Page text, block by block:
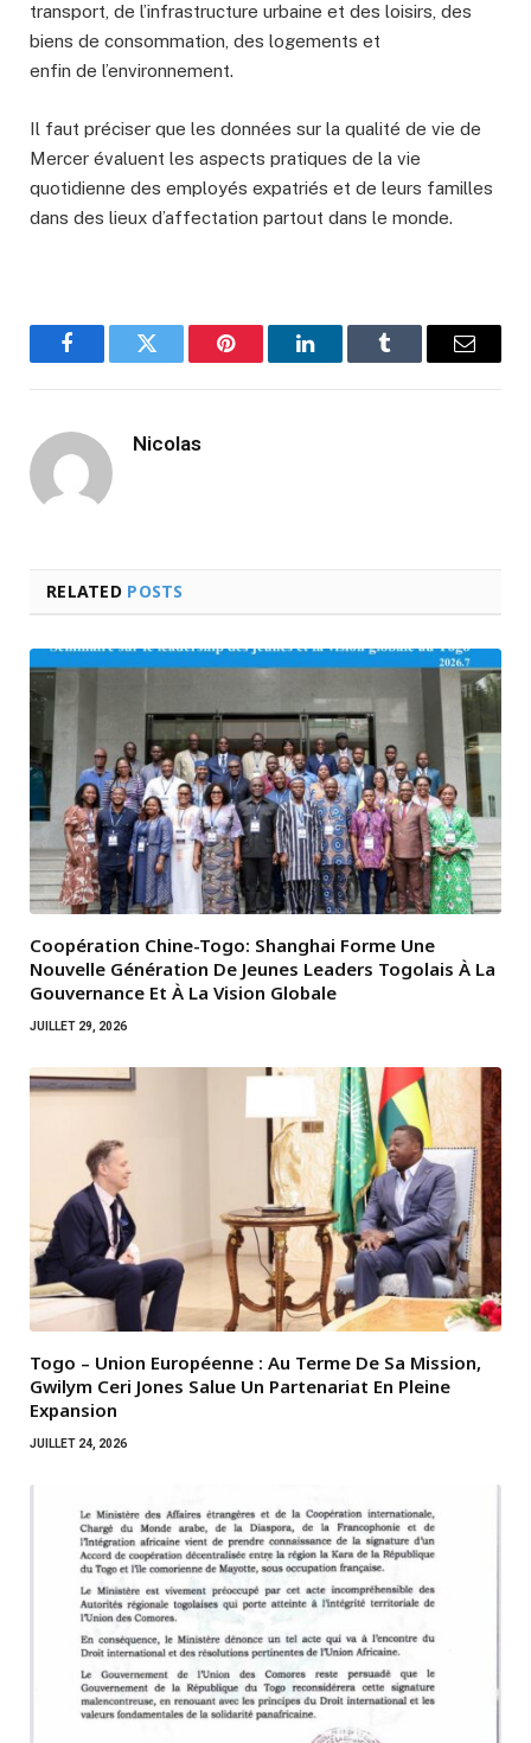
transport, de l’infrastructure urbaine et des loisirs, des
biens de consommation, des logements et
enfin de l’environnement.
Il faut préciser que les données sur la qualité de vie de
Mercer évaluent les aspects pratiques de la vie
quotidienne des employés expatriés et de leurs familles
dans des lieux d’affectation partout dans le monde.
FacebookTwitter Pinterest LinkedInTumblr Email
Nicolas
RELATED POSTS
Coopération Chine-Togo: Shanghai Forme Une
Nouvelle Génération De Jeunes Leaders Togolais À La
Gouvernance Et À La Vision Globale
JUILLET 29, 2026
Togo – Union Européenne : Au Terme De Sa Mission,
Gwilym Ceri Jones Salue Un Partenariat En Pleine
Expansion
JUILLET 24, 2026